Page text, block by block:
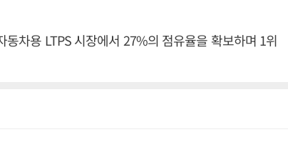
차용 LTPS 시장에서 27%의 점유율을 확보하며 1위